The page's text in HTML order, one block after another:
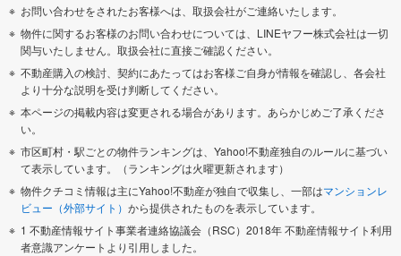
お問い合わせをされたお客様へは、取扱会社がご連絡いたします。
物件に関するお客様のお問い合わせについては、LINEヤフー株式会社は一切
関与いたしません。取扱会社に直接ご確認ください。
不動産購入の検討、契約にあたってはお客様ご自身が情報を確認し、各会社
より十分な説明を受け判断してください。
本ページの掲載内容は変更される場合があります。あらかじめご了承くださ
い。
市区町村・駅ごとの物件ランキングは、Yahoo!不動産独自のルールに基づい
て表示しています。（ランキングは火曜更新されます）
物件クチコミ情報は主にYahoo!不動産が独自で収集し、一部はマンションレ
ビュー（外部サイト） から提供されたものを表示しています。
1 不動産情報サイト事業者連絡協議会（RSC）2018年 不動産情報サイト利用
者意識アンケートより引用しました。